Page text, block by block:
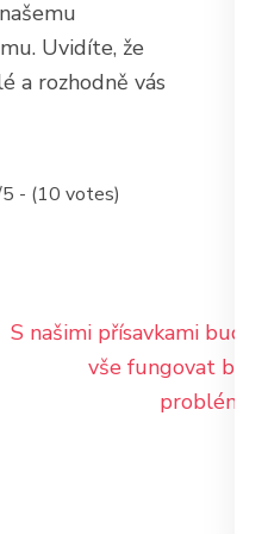
Uvidíte, že
a rozhodně vás
- (10 votes)
S našimi přísavkami bude
vše fungovat bez
problémů